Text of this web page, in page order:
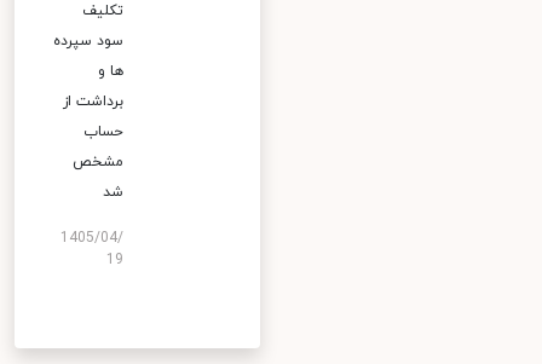
تکلیف
سود سپرده
ها و
برداشت از
حساب
مشخص
شد
1405/04/
19